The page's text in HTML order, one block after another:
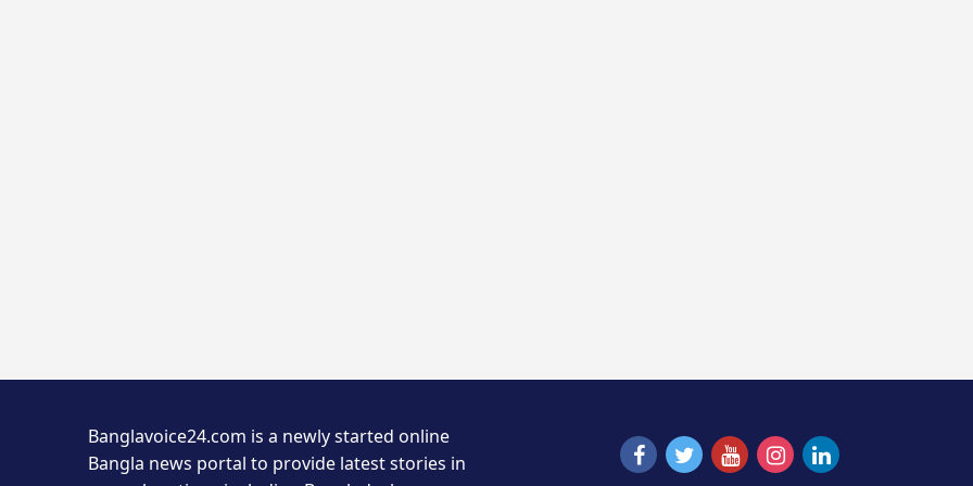
Banglavoice24.com is a newly started online
Bangla news portal to provide latest stories in